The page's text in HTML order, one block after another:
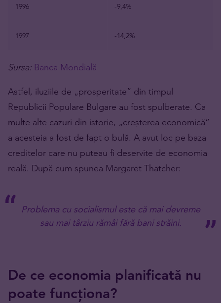
1996 -9,4%
1997 -14,2%
Sursa: Banca Mondială
Astfel, iluziile de „prosperitate” din timpul
Republicii Populare Bulgare au fost spulberate. Ca
multe alte cazuri din istorie, „creșterea economică”
a acesteia a fost de fapt o bulă. A avut loc pe baza
creditelor care nu puteau fi deservite de economia
reală. După cum spunea Margaret Thatcher:
Problema cu socialismul este că mai devreme
sau mai târziu rămâi fără bani străini.
De ce economia planificată nu
poate funcționa?